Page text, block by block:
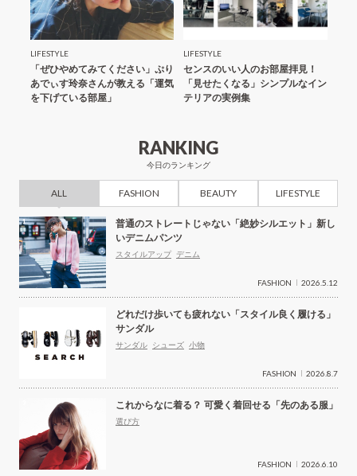
LIFESTYLE
「ぜひやめてみてください」ぷり
あでぃす玲奈さんが教える「運気
を下げている部屋」
LIFESTYLE
センスのいい人のお部屋拝見！
「見せたくなる」シンプルなイン
テリアの実例集
RANKING
今日のランキング
ALL FASHION BEAUTY LIFESTYLE
普通のストレートじゃない「絶妙シルエット」新し
いデニムパンツ
スタイルアップ デニム
FASHION 2026.5.12
どれだけ歩いても疲れない「スタイル良く履ける」
サンダル
サンダル シューズ 小物
FASHION 2026.8.7
これからなに着る？ 可愛く着回せる「先のある服」
選び方
FASHION 2026.6.10